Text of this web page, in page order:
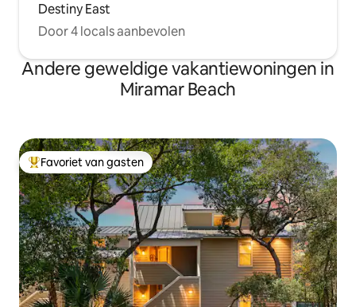
Destiny East
Door 4 locals aanbevolen
Andere geweldige vakantiewoningen in
Miramar Beach
Topfavoriet van gasten
Favoriet van gasten